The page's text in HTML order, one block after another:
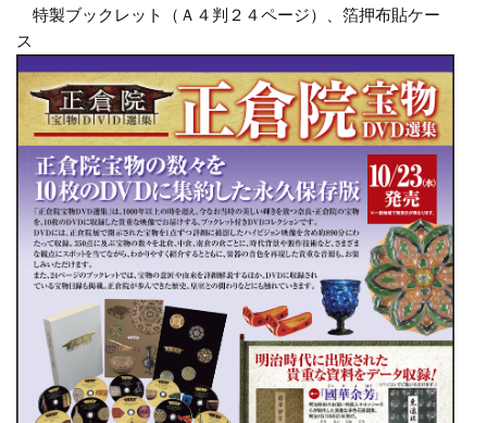
特製ブックレット（Ａ４判２４ページ）、箔押布貼ケー
ス